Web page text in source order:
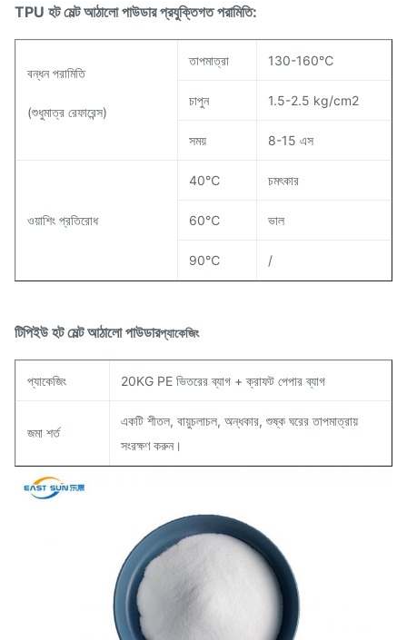
TPU হট মেল্ট আঠালো পাউডার প্রযুক্তিগত পরামিতি:
বন্ধন পরামিতি
(শুধুমাত্র রেফারেন্স)
তাপমাত্রা 130-160℃
চাপুন 1.5-2.5 kg/cm2
সময় 8-15 এস
ওয়াশিং প্রতিরোধ
40℃ চমৎকার
60℃ ভাল
90℃ /
টিপিইউ হট মেল্ট আঠালো পাউডারপ্যাকেজিং
প্যাকেজিং 20KG PE ভিতরের ব্যাগ + ক্রাফট পেপার ব্যাগ
জমা শর্ত
একটি শীতল, বায়ুচলাচল, অন্ধকার, শুষ্ক ঘরের তাপমাত্রায়
সংরক্ষণ করুন।